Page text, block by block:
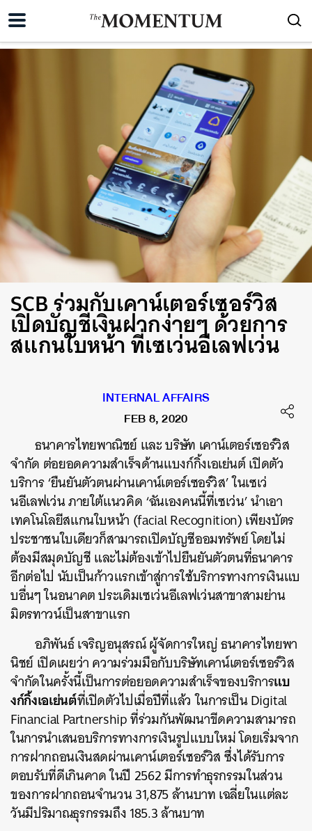
SCB ร่วมกับเคาน์เตอร์เซอร์วิส
เปิดบัญชีเงินฝากง่ายๆ ด้วยการ
สแกนใบหน้า ที่เซเว่นอีเลฟเว่น
INTERNAL AFFAIRS
FEB 8, 2020
ธนาคารไทยพาณิชย์ และ บริษัท เคาน์เตอร์เซอร์วิส
จำกัด ต่อยอดความสำเร็จด้านแบงก์กิ้งเอเย่นต์ เปิดตัว
บริการ ‘ยืนยันตัวตนผ่านเคาน์เตอร์เซอร์วิส’ ในเซเว่
นอีเลฟเว่น ภายใต้แนวคิด ‘ฉันเองคนนี้ที่เซเว่น’ นำเอา
เทคโนโลยีสแกนใบหน้า (facial Recognition) เพียงบัตร
ประชาชนใบเดียวก็สามารถเปิดบัญชีออมทรัพย์ โดยไม่
ต้องมีสมุดบัญชี และไม่ต้องเข้าไปยืนยันตัวตนที่ธนาคาร
อีกต่อไป นับเป็นก้าวแรกเข้าสู่การใช้บริการทางการเงินแบ
บอื่นๆ ในอนาคต ประเดิมเซเว่นอีเลฟเว่นสาขาสามย่าน
มิตรทาวน์เป็นสาขาแรก
อภิพันธ์ เจริญอนุสรณ์ ผู้จัดการใหญ่ ธนาคารไทยพา
นิชย์ เปิดเผยว่า ความร่วมมือกับบริษัทเคาน์เตอร์เซอร์วิส
จำกัดในครั้งนี้เป็นการต่อยอดความสำเร็จของบริการแบ
งก์กิ้งเอเย่นต์ที่เปิดตัวไปเมื่อปีที่แล้ว ในการเป็น Digital
Financial Partnership ที่ร่วมกันพัฒนาขีดความสามารถ
ในการนำเสนอบริการทางการเงินรูปแบบใหม่ โดยเริ่มจาก
การฝากถอนเงินสดผ่านเคาน์เตอร์เซอร์วิส ซึ่งได้รับการ
ตอบรับที่ดีเกินคาด ในปี 2562 มีการทำธุรกรรมในส่วน
ของการฝากถอนจำนวน 31,875 ล้านบาท เฉลี่ยในแต่ละ
วันมีปริมาณธุรกรรมถึง 185.3 ล้านบาท